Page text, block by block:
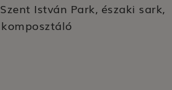
Szent István Park, északi sark,
komposztáló